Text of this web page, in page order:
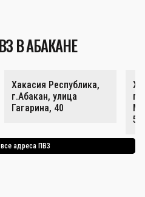
В АБАКАНЕ
Хакасия Республика,
г.Абакан, улица
Гагарина, 40
59
адреса ПВЗ